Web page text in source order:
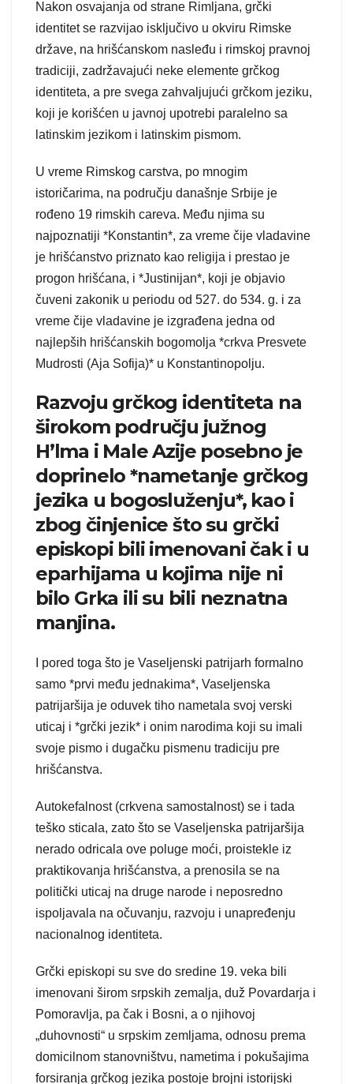
Nakon osvajanja od strane Rimljana, grčki
identitet se razvijao isključivo u okviru Rimske
države, na hrišćanskom nasleđu i rimskoj pravnoj
tradiciji, zadržavajući neke elemente grčkog
identiteta, a pre svega zahvaljujući grčkom jeziku,
koji je korišćen u javnoj upotrebi paralelno sa
latinskim jezikom i latinskim pismom.
U vreme Rimskog carstva, po mnogim
istoričarima, na području današnje Srbije je
rođeno 19 rimskih careva. Među njima su
najpoznatiji *Konstantin*, za vreme čije vladavine
je hrišćanstvo priznato kao religija i prestao je
progon hrišćana, i *Justinijan*, koji je objavio
čuveni zakonik u periodu od 527. do 534. g. i za
vreme čije vladavine je izgrađena jedna od
najlepših hrišćanskih bogomolja *crkva Presvete
Mudrosti (Aja Sofija)* u Konstantinopolju.
Razvoju grčkog identiteta na
širokom području južnog
H’lma i Male Azije posebno je
doprinelo *nametanje grčkog
jezika u bogosluženju*, kao i
zbog činjenice što su grčki
episkopi bili imenovani čak i u
eparhijama u kojima nije ni
bilo Grka ili su bili neznatna
manjina.
I pored toga što je Vaseljenski patrijarh formalno
samo *prvi među jednakima*, Vaseljenska
patrijaršija je oduvek tiho nametala svoj verski
uticaj i *grčki jezik* i onim narodima koji su imali
svoje pismo i dugačku pismenu tradiciju pre
hrišćanstva.
Autokefalnost (crkvena samostalnost) se i tada
teško sticala, zato što se Vaseljenska patrijaršija
nerado odricala ove poluge moći, proistekle iz
praktikovanja hrišćanstva, a prenosila se na
politički uticaj na druge narode i neposredno
ispoljavala na očuvanju, razvoju i unapređenju
nacionalnog identiteta.
Grčki episkopi su sve do sredine 19. veka bili
imenovani širom srpskih zemalja, duž Povardarja i
Pomoravlja, pa čak i Bosni, a o njihovoj
„duhovnosti“ u srpskim zemljama, odnosu prema
domicilnom stanovništvu, nametima i pokušajima
forsiranja grčkog jezika postoje brojni istorijski